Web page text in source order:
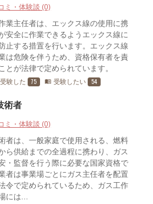
ミ・体験談 (0)
業主任者は、エックス線の使用に携
安全に作業できるようエックス線に
止する措置を行います。エックス線
は危険を伴うため、資格保有者を責
とが法律で定められています。
受験した 75 menu_book 受験したい 54
術者
ミ・体験談 (0)
者は、一般家庭で使用される、燃料
ら供給までの全過程に携わり、ガス
・監督を行う際に必要な国家資格で
者は事業場ごとにガス主任者を配置
令で定められているため、ガス工作
には...